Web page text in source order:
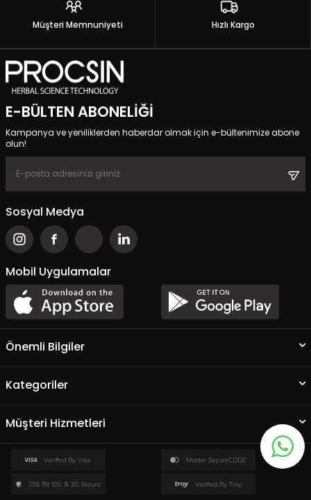
Müşteri Memnuniyeti Hızlı Kargo
E-BÜLTEN ABONELIĞI
Kampanya ve yeniliklerden haberdar olmak için e-bültenimize abone
olun!
Sosyal Medya
Mobil Uygulamalar
Önemli Bilgiler
Kategoriler
Müşteri Hizmetleri